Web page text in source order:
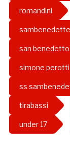
romandini
san
simone perotti
ss
tirabassi
under 17